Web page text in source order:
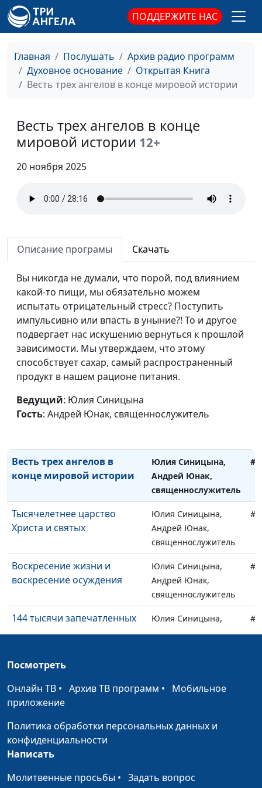
ПОДДЕРЖИТЕ НАС
Главная Послушать
Архив радио программ
Духовное основание
Открытая Книга
Весть трех ангелов в конце мировой истории
Весть трех ангелов в конце
мировой истории 12+
20 ноября 2025
Описание програмы Скачать
Вы никогда не думали, что порой, под влиянием
какой-то пищи, мы обязательно можем
испытать отрицательный стресс? Поступить
импульсивно или впасть в уныние?! То и другое
подвергает нас искушению вернуться к прошлой
зависимости. Мы утверждаем, что этому
способствует сахар, самый распространенный
продукт в нашем рационе питания.
Ведущий: Юлия Синицына
Гость: Андрей Юнак, священнослужитель
верность Богу
Александр Синицын,
священнослужитель,
Что делать, чтобы Бог нас
услышал
Юлия Синицына,
Александр Синицын,
священнослужитель,
Притча о фарисее и мытаре
Юлия Синицына,
Александр Синицын,
Притча о пустом доме и
Юлия Синицына,
самарянине
Юлия Синицына,
Александр Синицын,
священнослужитель,
магистр богословия
В чем смысл притчи о
сеятеле?
Юлия Синицына,
Александр Синицын,
священнослужитель,
магистр богословия
Причта Христа о двух
строителях
Александр Синицын,
священнослужитель,
Весть трех ангелов в
конце мировой истории
Юлия Синицына,
Андрей Юнак,
священнослужитель
Тысячелетнее царство
Христа и святых
Юлия Синицына,
Андрей Юнак,
священнослужитель
Воскресение жизни и
воскресение осуждения
Юлия Синицына,
Андрей Юнак,
священнослужитель
144 тысячи запечатленных
Юлия Синицына,
Андрей Юнак,
Кто истинный
руководитель церкви?
Андрей Юнак,
Что плохого в том, что я ни
холоден, ни горяч?
Юлия Синицына,
Иосиф и история Божьего
Юлия Синицына,
Посмотреть
Онлайн ТВ • Архив ТВ программ • Мобильное
приложение
Политика обработки персональных данных и
конфиденциальности
Написать
Молитвенные просьбы • Задать вопрос